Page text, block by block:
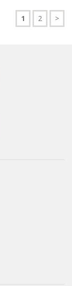
1 2 >